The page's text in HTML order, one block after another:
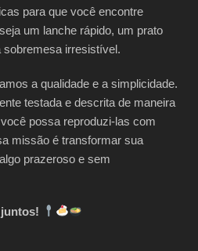
para que você encontre
um lanche rápido, um prato
sobremesa irresistível.
a qualidade e a simplicidade.
testada e descrita de maneira
possa reproduzi-las com
missão é transformar sua
prazeroso e sem